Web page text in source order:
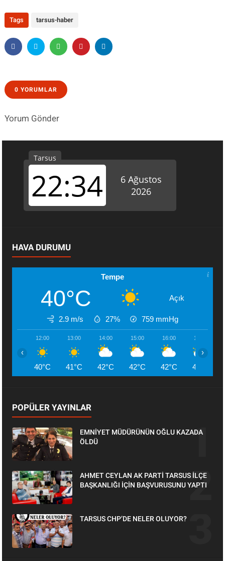
Tags tarsus-haber
0 YORUMLAR
Yorum Gönder
HAVA DURUMU
Tempe
40°C Açık
2.9 m/s 27% 759 mmHg
12:00
40°C
13:00
41°C
14:00
42°C
15:00
42°C
16:00
42°C
17:00
42°C
‹ ›
POPÜLER YAYINLAR
EMNİYET MÜDÜRÜNÜN OĞLU KAZADA
ÖLDÜ
AHMET CEYLAN AK PARTİ TARSUS İLÇE
BAŞKANLIĞI İÇİN BAŞVURUSUNU YAPTI
TARSUS CHP’DE NELER OLUYOR?